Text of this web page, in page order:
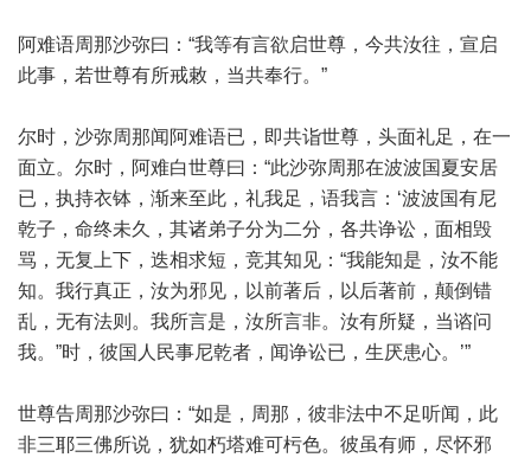
阿难语周那沙弥曰：“我等有言欲启世尊，今共汝往，宣启
此事，若世尊有所戒敕，当共奉行。”
尔时，沙弥周那闻阿难语已，即共诣世尊，头面礼足，在一
面立。尔时，阿难白世尊曰：“此沙弥周那在波波国夏安居
已，执持衣钵，渐来至此，礼我足，语我言：‘波波国有尼
乾子，命终未久，其诸弟子分为二分，各共诤讼，面相毁
骂，无复上下，迭相求短，竞其知见：“我能知是，汝不能
知。我行真正，汝为邪见，以前著后，以后著前，颠倒错
乱，无有法则。我所言是，汝所言非。汝有所疑，当谘问
我。”时，彼国人民事尼乾者，闻诤讼已，生厌患心。’”
世尊告周那沙弥曰：“如是，周那，彼非法中不足听闻，此
非三耶三佛所说，犹如朽塔难可杇色。彼虽有师，尽怀邪